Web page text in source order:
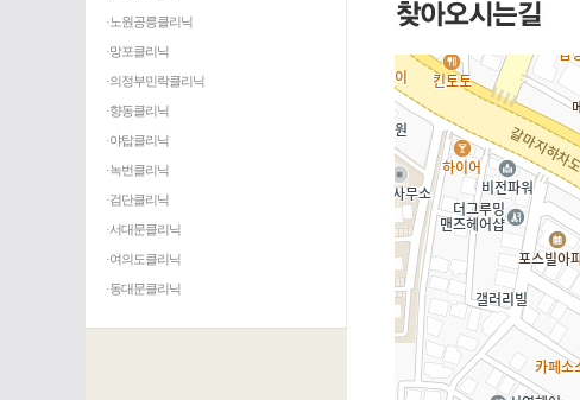
·노원공릉클리닉
·망포클리닉
·의정부민락클리닉
·향동클리닉
·야탑클리닉
·녹번클리닉
·검단클리닉
·서대문클리닉
·여의도클리닉
·동대문클리닉